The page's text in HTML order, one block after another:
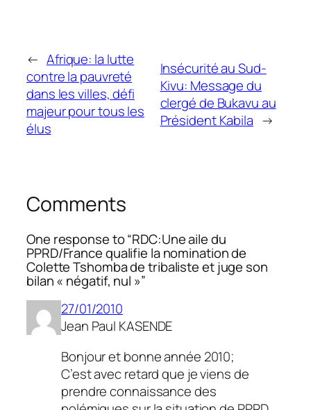
← Afrique: la lutte
contre la pauvreté
dans les villes, défi
majeur pour tous les
élus
Insécurité au Sud-
Kivu: Message du
clergé de Bukavu au
Président Kabila →
Comments
One response to “RDC:Une aile du
PPRD/France qualifie la nomination de
Colette Tshomba de tribaliste et juge son
bilan « négatif, nul »”
27/01/2010
Jean Paul KASENDE
Bonjour et bonne année 2010;
C’est avec retard que je viens de
prendre connaissance des